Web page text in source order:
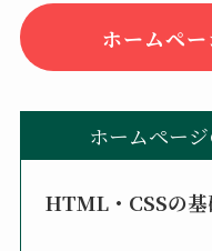
ホームペ
ホームペー
HTML・CSSの